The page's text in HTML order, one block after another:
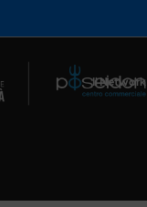
Il Network